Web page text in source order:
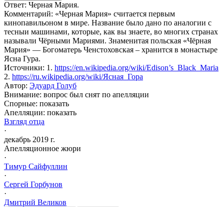
Ответ: Черная Мария.
Комментарий: «Черная Мария» считается первым
кинопавильоном в мире. Название было дано по аналогии с
тесныи машинами, которые, как вы знаете, во многих странах
называли Чёрными Мариями. Знаменитая польская «Чёрная
Мария» — Богоматерь Ченстоховская – хранится в монастыре
Ясна Гура.
Источники: 1. https://en.wikipedia.org/wiki/Edison’s_Black_Maria
2. https://ru.wikipedia.org/wiki/Ясная_Гора
Автор: Эдуард Голуб
Внимание: вопрос был снят по апелляции
Спорные: показать
Апелляции: показать
Взгляд отца
·
декабрь 2019 г.
Апелляционное жюри
·
Тимур Сайфуллин
·
Сергей Горбунов
·
Дмитрий Великов